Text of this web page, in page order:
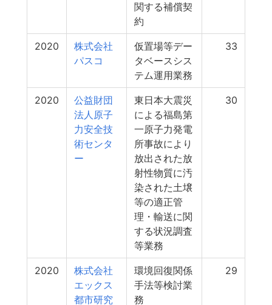
関する補償契
約
2020
株式会社
パスコ
仮置場等デー
タベースシス
テム運用業務
33
2020
公益財団
法人原子
力安全技
術センタ
ー
東日本大震災
による福島第
一原子力発電
所事故により
放出された放
射性物質に汚
染された土壌
等の適正管
理・輸送に関
する状況調査
等業務
30
2020
株式会社
エックス
都市研究
環境回復関係
手法等検討業
務
29